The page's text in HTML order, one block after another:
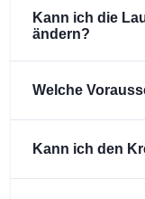
Kann ich die
ändern?
Welche
Kann ich den